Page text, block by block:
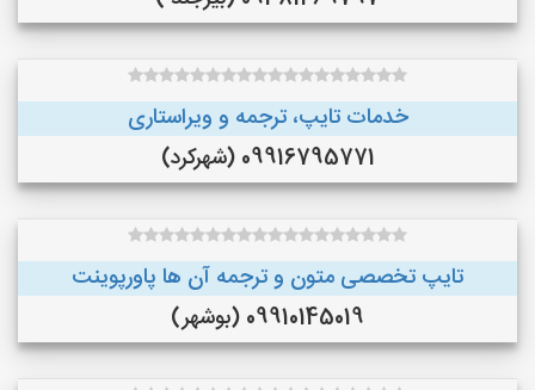
خدمات تایپ، ترجمه و ویراستاری
09916795771 (شهرکرد)
تایپ تخصصی متون و ترجمه آن ها پاورپوینت
09910145019 (بوشهر)